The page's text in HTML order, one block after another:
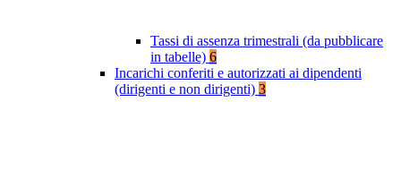
Tassi di assenza trimestrali (da pubblicare
in tabelle) 6
Incarichi conferiti e autorizzati ai dipendenti
(dirigenti e non dirigenti) 3